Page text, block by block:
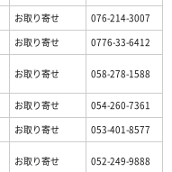
お取り寄せ
076-214-3007
お取り寄せ 0776-33-6412
お取り寄せ 058-278-1588
お取り寄せ
054-260-7361
お取り寄せ 053-401-8577
お取り寄せ 052-249-9888